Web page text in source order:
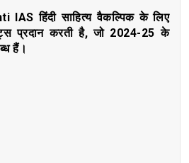
IAS हिंदी साहित्य वैकल्पिक के लिए
प्रदान करती है, जो 2024-25 के
हैं।